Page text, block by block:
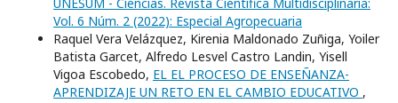
Vol. 6 Núm. 2 (2022): Especial Agropecuaria
Raquel Vera Velázquez, Kirenia Maldonado Zuñiga, Yoiler
Batista Garcet, Alfredo Lesvel Castro Landin, Yisell
Vigoa Escobedo, EL EL PROCESO DE ENSEÑANZA-
APRENDIZAJE UN RETO EN EL CAMBIO EDUCATIVO ,